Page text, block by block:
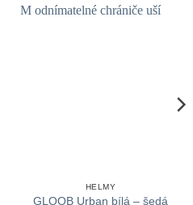
HELMY
GLOOB Urban bílá – šedá